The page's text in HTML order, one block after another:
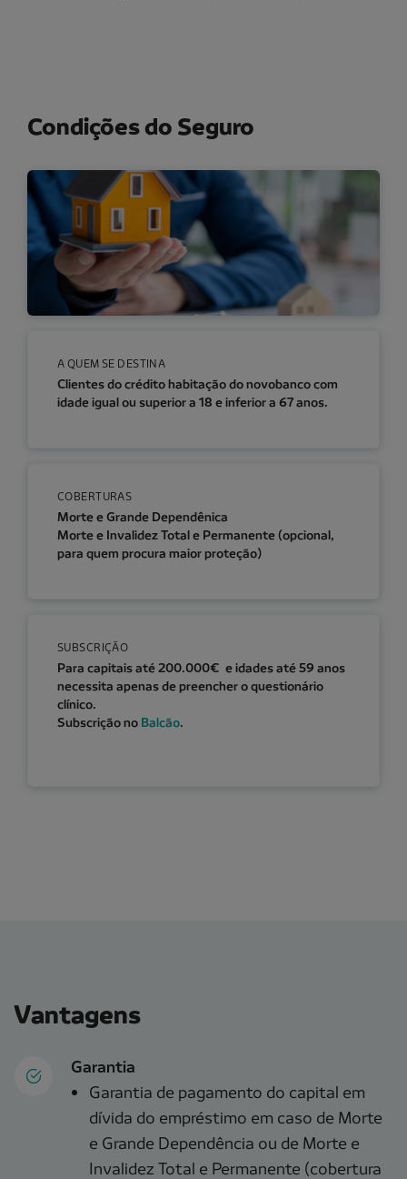
Condições do Seguro
A QUEM SE DESTINA
Clientes do crédito habitação do novobanco com
idade igual ou superior a 18 e inferior a 67 anos.
COBERTURAS
Morte e Grande Dependênica
Morte e Invalidez Total e Permanente (opcional,
para quem procura maior proteção)
SUBSCRIÇÃO
Para capitais até 200.000€ e idades até 59 anos
necessita apenas de preencher o questionário
clínico.
Subscrição no Balcão.
Vantagens
Garantia
Garantia de pagamento do capital em
dívida do empréstimo em caso de Morte
e Grande Dependência ou de Morte e
Invalidez Total e Permanente (cobertura